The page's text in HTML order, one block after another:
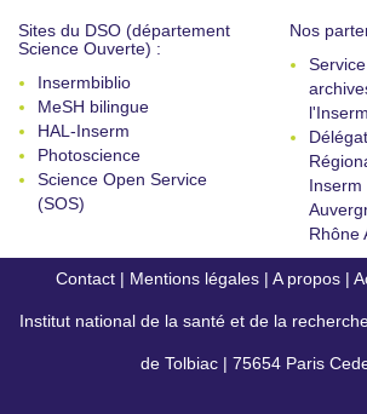
Sites du DSO (département
Science Ouverte) :
Insermbiblio
MeSH bilingue
HAL-Inserm
Photoscience
Science Open Service
(SOS)
Nos
l'Inserm
Inserm
Rhône
Contact | Mentions légales | A propos |
conforme)
Institut national de la santé et de la
de Tolbiac | 75654 Paris